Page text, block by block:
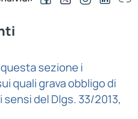
sezione i
quali grava obbligo di
del Dlgs. 33/2013,